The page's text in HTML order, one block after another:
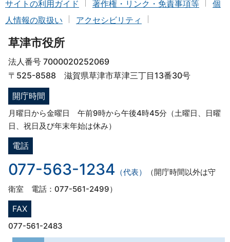
サイトの利用ガイド 著作権・リンク・免責事項等
個
人情報の取扱い
アクセシビリティ
草津市役所
法人番号 7000020252069
〒525-8588 滋賀県草津市草津三丁目13番30号
開庁時間
月曜日から金曜日 午前9時から午後4時45分（土曜日、日曜
日、祝日及び年末年始は休み）
電話
077-563-1234 （代表）
（開庁時間以外は守
衛室 電話：077-561-2499）
FAX
077-561-2483